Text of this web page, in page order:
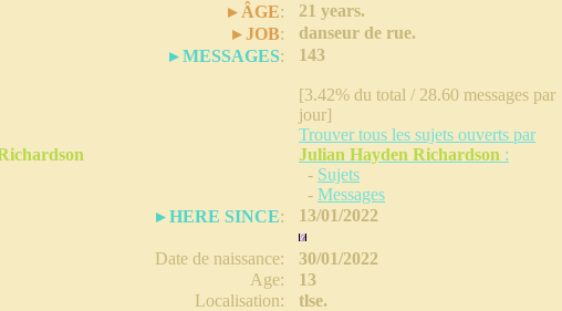
▸ ÂGE:
21 years.
▸ JOB:
danseur de rue.
▸ MESSAGES: 143
[3.42% du total / 28.60 messages par
jour]
Trouver tous les sujets ouverts par
Julian Hayden Richardson :
- Sujets
- Messages
▸ HERE SINCE: 13/01/2022
Date de naissance: 30/01/2022
Age:
13
Localisation: tlse.